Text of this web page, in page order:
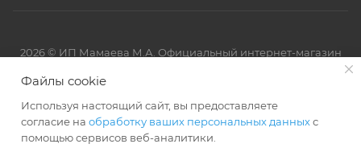
2026 © ИП Мамаева М.А. Официальный интернет-магазин
Файлы cookie
Используя настоящий сайт, вы предоставляете
согласие на обработку ваших персональных данныхс
помощью сервисов веб-аналитики.